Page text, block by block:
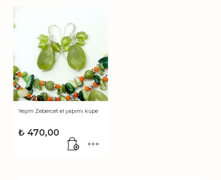
Yeşim Zebercet el yapımı küpe
₺ 470,00